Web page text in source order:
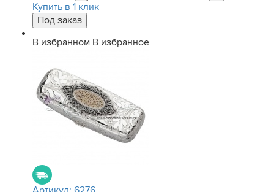
Купить в 1 клик
В избранном В избранное